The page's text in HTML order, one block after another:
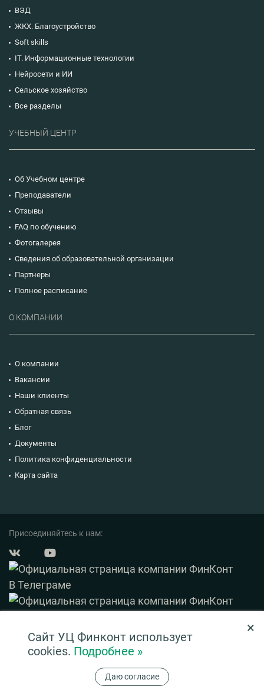
ВЭД
ЖКХ. Благоустройство
Soft skills
IT. Информационные технологии
Нейросети и ИИ
Сельское хозяйство
Все разделы
УЧЕБНЫЙ ЦЕНТР
Об Учебном центре
Преподаватели
Отзывы
FAQ по обучению
Фотогалерея
Сведения об образовательной организации
Партнеры
Полное расписание
О КОМПАНИИ
О компании
Вакансии
Наши клиенты
Обратная связь
Блог
Документы
Политика конфиденциальности
Карта сайта
Присоединяйтесь к нам:
Нашли ошибку? Выделите ее и нажмите Ctrl+Enter
Информация на сайте ни при каких условиях не является публичной офертой,
определяемой положениями ч. 2 ст. 437 ГК РФ
×
Сайт УЦ Финконт использует
cookies. Подробнее »
Даю согласие